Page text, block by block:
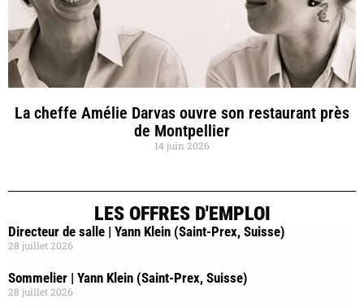
La cheffe Amélie Darvas ouvre son restaurant près
de Montpellier
14 juin 2026
LES OFFRES D'EMPLOI
Directeur de salle | Yann Klein (Saint-Prex, Suisse)
28 juillet 2026
Sommelier | Yann Klein (Saint-Prex, Suisse)
28 juillet 2026